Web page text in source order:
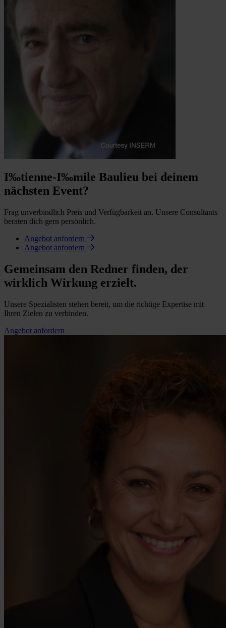
I‰tienne-I‰mile Baulieu bei deinem
nächsten Event?
Frag unverbindlich Preis und Verfügbarkeit an. Unsere Consultants
beraten dich gern persönlich.
Angebot anfordern
Angebot anfordern
Gemeinsam den Redner finden, der
wirklich Wirkung erzielt.
Unsere Spezialisten stehen bereit, um die richtige Expertise mit
Ihren Zielen zu verbinden.
Angebot anfordern